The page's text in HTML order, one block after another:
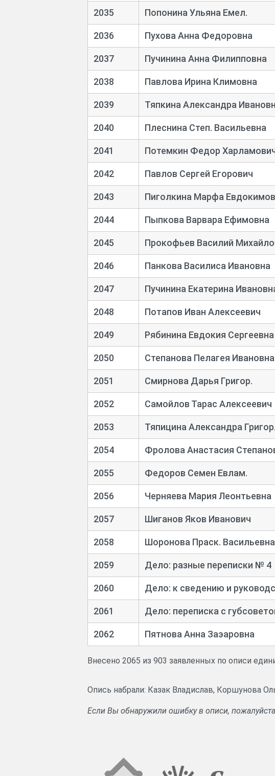
2035 Попонина Ульяна Емел.
2036 Пухова Анна Федоровна
2037 Пучинина Анна Филипповна
2038 Павлова Ирина Климовна
2039 Тяпкина Александра
2040 Плеснина Степ. Васильевна
2041 Потемкин Федор
2042 Павлов Сергей Егорович
2043 Пиголкина Марфа
2044 Пыпкова Варвара Ефимовна
2045 Прокофьев Василий
2046 Панкова Василиса Ивановна
2047 Пучинина Екатерина
2048 Потапов Иван Алексеевич
2049 Рябинина Евдокия Сергеевна
2050 Степанова Пелагея Ивановна
2051 Смирнова Дарья Григор.
2052 Самойлов Тарас Алексеевич
2053 Тяпицина Александра Григор.
2054 Фролова Анастасия
2055 Федоров Семен Евлам.
2056 Черняева Мария Леонтьевна
2057 Шиганов Яков Иванович
2058 Шоронова Праск. Васильевна
2059 Дело: разные переписки № 4
2060 Дело: к сведению и
2061 Дело: переписка с
2062 Пятнова Анна Заэаровна
Внесено 2065 из 903 заявленных по описи
Опись набрали: Казак Владислав, Коршунова
Если Вы обнаружили ошибку в описи,